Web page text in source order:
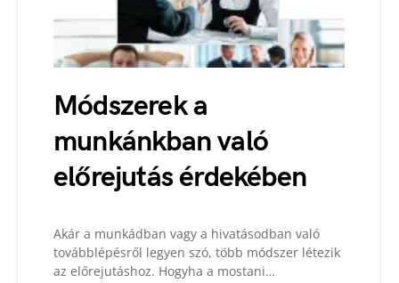
Módszerek a
munkánkban való
előrejutás érdekében
Akár a munkádban vagy a hivatásodban való
továbblépésről legyen szó, több módszer létezik
az előrejutáshoz. Hogyha a mostani…